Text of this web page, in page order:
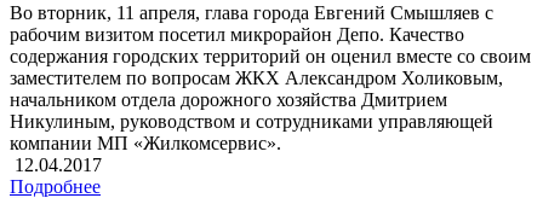
Во вторник, 11 апреля, глава города Евгений Смышляев с
рабочим визитом посетил микрорайон Депо. Качество
содержания городских территорий он оценил вместе со своим
заместителем по вопросам ЖКХ Александром Холиковым,
начальником отдела дорожного хозяйства Дмитрием
Никулиным, руководством и сотрудниками управляющей
компании МП «Жилкомсервис».
12.04.2017
Подробнее